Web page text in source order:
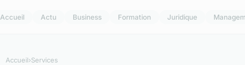
Accueil Actu Business Formation Juridique
Accueil›Services